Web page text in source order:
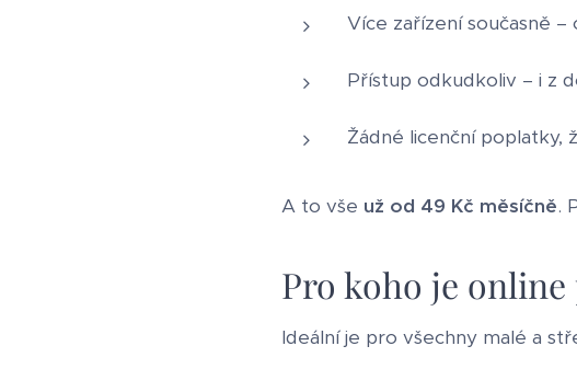
Více zařízení současně –
Přístup odkudkoliv – i z
Žádné licenční poplatky,
A to vše už od 49 Kč měsíčně.
Pro koho je
Ideální je pro všechny malé a